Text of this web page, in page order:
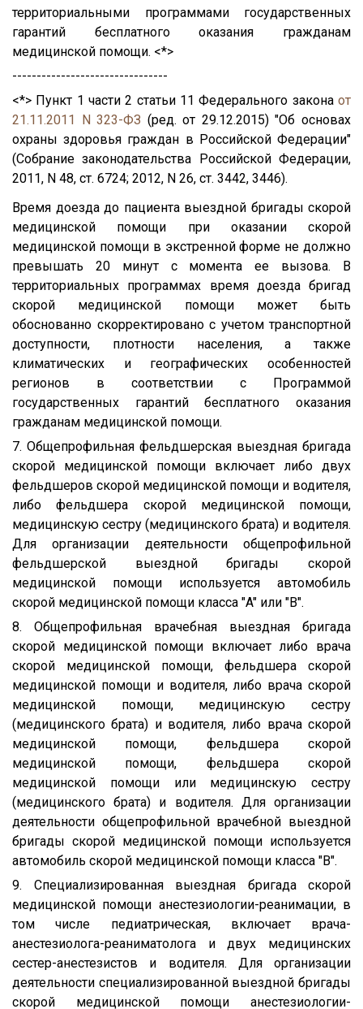
территориальными программами государственных
гарантий бесплатного оказания гражданам
медицинской помощи. <*>
--------------------------------
<*> Пункт 1 части 2 статьи 11 Федерального закона от
21.11.2011 N 323-ФЗ (ред. от 29.12.2015) "Об основах
охраны здоровья граждан в Российской Федерации"
(Собрание законодательства Российской Федерации,
2011, N 48, ст. 6724; 2012, N 26, ст. 3442, 3446).
Время доезда до пациента выездной бригады скорой
медицинской помощи при оказании скорой
медицинской помощи в экстренной форме не должно
превышать 20 минут с момента ее вызова. В
территориальных программах время доезда бригад
скорой медицинской помощи может быть
обоснованно скорректировано с учетом транспортной
доступности, плотности населения, а также
климатических и географических особенностей
регионов в соответствии с Программой
государственных гарантий бесплатного оказания
гражданам медицинской помощи.
7. Общепрофильная фельдшерская выездная бригада
скорой медицинской помощи включает либо двух
фельдшеров скорой медицинской помощи и водителя,
либо фельдшера скорой медицинской помощи,
медицинскую сестру (медицинского брата) и водителя.
Для организации деятельности общепрофильной
фельдшерской выездной бригады скорой
медицинской помощи используется автомобиль
скорой медицинской помощи класса "A" или "B".
8. Общепрофильная врачебная выездная бригада
скорой медицинской помощи включает либо врача
скорой медицинской помощи, фельдшера скорой
медицинской помощи и водителя, либо врача скорой
медицинской помощи, медицинскую сестру
(медицинского брата) и водителя, либо врача скорой
медицинской помощи, фельдшера скорой
медицинской помощи, фельдшера скорой
медицинской помощи или медицинскую сестру
(медицинского брата) и водителя. Для организации
деятельности общепрофильной врачебной выездной
бригады скорой медицинской помощи используется
автомобиль скорой медицинской помощи класса "B".
9. Специализированная выездная бригада скорой
медицинской помощи анестезиологии-реанимации, в
том числе педиатрическая, включает врача-
анестезиолога-реаниматолога и двух медицинских
сестер-анестезистов и водителя. Для организации
деятельности специализированной выездной бригады
скорой медицинской помощи анестезиологии-